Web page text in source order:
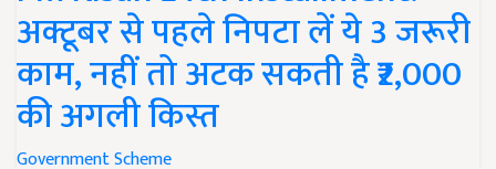
अक्टूबर से पहले निपटा लें ये 3 जरूरी
काम, नहीं तो अटक सकती है ₹2,000
की अगली किस्त
Government Scheme